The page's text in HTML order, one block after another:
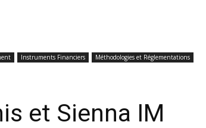
Instruments Financiers
Méthodologies et Réglementations
et Sienna IM